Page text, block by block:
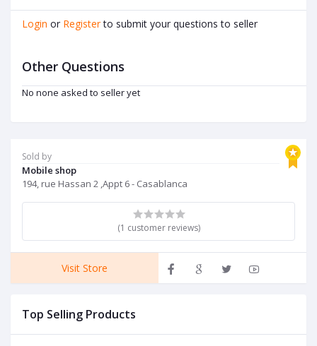
Sold by
Mobile shop
194, rue Hassan 2 ,Appt 6 - Casablanca
(1 customer reviews)
Visit Store
Top Selling Products
Login or Register to submit your questions to seller
Other Questions
No none asked to seller yet